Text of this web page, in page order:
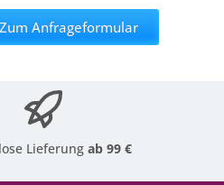
Zum Anfrageformular
Lieferungab 99 €